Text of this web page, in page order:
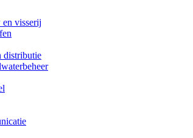
visserij
distributie